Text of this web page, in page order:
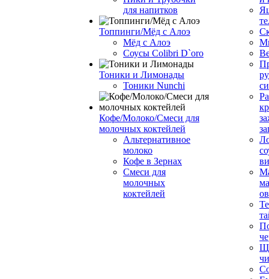
для напитков
Топпинги/Мёд с Алоэ
Мёд с Алоэ
Соусы Colibri D`oro
Тоники и Лимонады
Тоники Nunchi
Кофе/Молоко/Смеси для
молочных коктейлей
Альтернативное
молоко
Кофе в Зернах
Смеси для
молочных
коктейлей